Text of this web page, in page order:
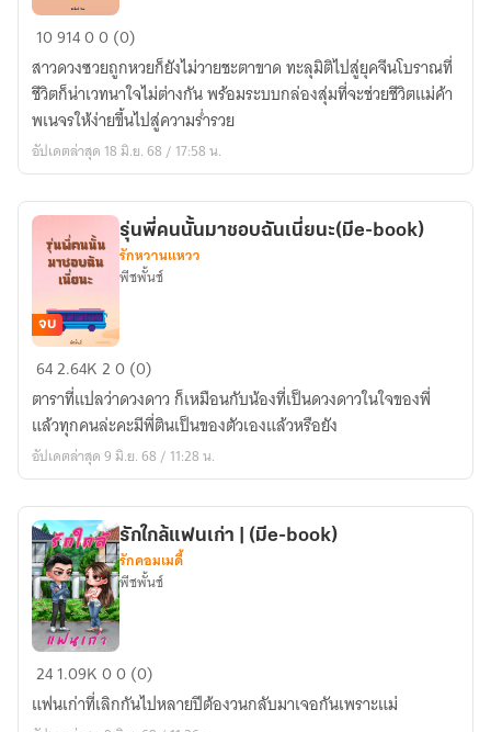
ก่อ
ทะลุ
ไป
เป็น
แม่ค้า
พเนจร
ระบบ
กล่อง
สุ่ม
คู่ใจ(มีe-
book)
1091400 (0)
สาวดวงซวยถูกหวยก็ยังไม่วายชะตาขาด ทะลุมิติไปสู่ยุคจีนโบราณที่
ชีวิตก็น่าเวทนาใจไม่ต่างกัน พร้อมระบบกล่องสุ่มที่จะช่วยชีวิตแม่ค้า
พเนจรให้ง่ายขึ้นไปสู่ความร่ำรวย
อัปเดตล่าสุด 18 มิ.ย. 68 / 17:58 น.
รุ่น
คน
นั้น
มา
ฉัน
เนี่ย
นะ(มีe-
book)
จบ
รุ่นพี่คนนั้นมาชอบฉันเนี่ยนะ(มีe-book)
รักหวานแหวว
พีชพั้นช์
642.64K20 (0)
ตาราที่แปลว่าดวงดาว ก็เหมือนกับน้องที่เป็นดวงดาวในใจของพี่
แล้วทุกคนล่ะคะมีพี่ตินเป็นของตัวเองแล้วหรือยัง
อัปเดตล่าสุด 9 มิ.ย. 68 / 11:28 น.
รัก
ใกล้
แฟน
รักใกล้แฟนเก่า | (มีe-book)
รักคอมเมดี้
พีชพั้นช์
241.09K00 (0)
แฟนเก่าที่เลิกกันไปหลายปีต้องวนกลับมาเจอกันเพราะแม่